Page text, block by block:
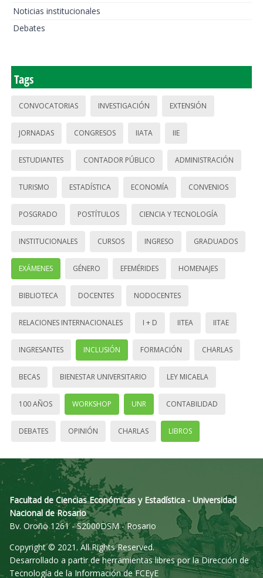
Noticias institucionales
Debates
Tags
CONVOCATORIAS INVESTIGACIÓN EXTENSIÓN
JORNADAS CONGRESOS IIATA IIE
ESTUDIANTES CONTADOR PÚBLICO ADMINISTRACIÓN
TURISMO ESTADÍSTICA ECONOMÍA CONVENIOS
POSGRADO POSTÍTULOS CIENCIA Y TECNOLOGÍA
INSTITUCIONALES CURSOS INGRESO GRADUADOS
EXÁMENES GÉNERO EFEMÉRIDES HOMENAJES
BIBLIOTECA DOCENTES NODOCENTES
RELACIONES INTERNACIONALES I + D IITEA IITAE
INGRESANTES INCLUSIÓN FORMACIÓN CHARLAS
BECAS BIENESTAR UNIVERSITARIO LEY MICAELA
100 AÑOS WORKSHOP UNR CONTABILIDAD
DEBATES OPINIÓN CHARLAS LIBROS
Facultad de Ciencias Económicas y Estadística - Universidad
Nacional de Rosario
Bv. Oroño 1261 - S2000DSM - Rosario
Copyright © 2021. All Rights Reserved.
Desarrollado a partir de herramientas libres por la Dirección de
Tecnología de la Información de FCEyE